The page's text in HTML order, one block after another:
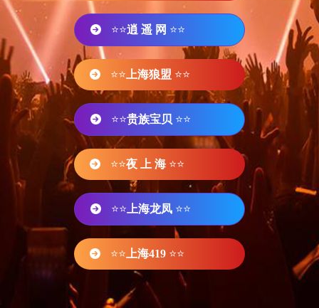
⭐⭐逍 遥 网 ⭐⭐
⭐⭐ 上海狼盟 ⭐⭐
⭐⭐贵族宝贝 ⭐⭐
⭐⭐夜 上 海 ⭐⭐
⭐⭐ 上海龙凤 ⭐⭐
⭐⭐ 上海419 ⭐⭐